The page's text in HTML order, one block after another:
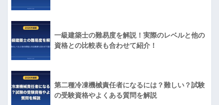
一級建築士の難易度を解説！実際のレベルと他の
資格との比較表も合わせて紹介！
第二種冷凍機械責任者になるには？難しい？試験
の受験資格やよくある質問を解説